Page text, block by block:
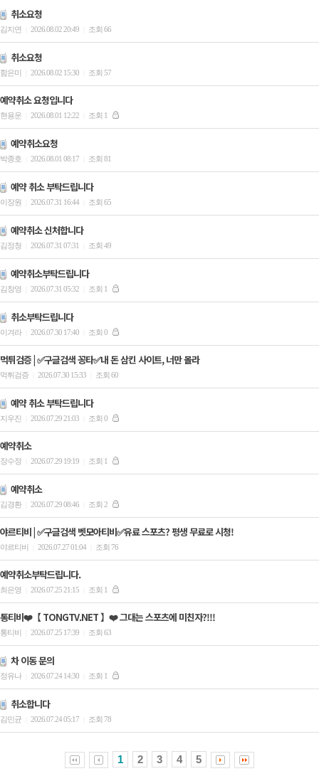
취소요청
김지연 2026.08.02 20:49 조회 66
취소요청
함은미 2026.08.02 15:30 조회 57
예약취소 요청입니다
현용운 2026.08.01 12:22 조회 1
예약취소요청
박종호 2026.08.01 08:17 조회 81
예약 취소 부탁드립니다
이장원 2026.07.31 16:44 조회 65
예약취소 신처합니다
김정청 2026.07.31 07:31 조회 49
예약취소부탁드립니다
김창영 2026.07.31 05:32 조회 1
취소부탁드립니다
이겨라 2026.07.30 17:40 조회 0
먹튀검증 | ✅구글검색 꽁타✅내 돈 삼킨 사이트, 너만 몰라
먹튀검증 2026.07.30 15:33 조회 60
예약 취소 부탁드립니다
지우진 2026.07.29 21:03 조회 0
예약취소
장수정 2026.07.29 19:19 조회 1
예약취소
김경환 2026.07.29 08:46 조회 2
야르티비 | ✅구글검색 벳모아티비✅유료 스포츠? 평생 무료로 시청!
야르티비 2026.07.27 01:04 조회 76
예약취소부탁드립니다.
최은영 2026.07.25 21:15 조회 1
통티비❤️【 TONGTV.NET 】❤️ 그대는 스포츠에 미친자?!!!
통티비 2026.07.25 17:39 조회 63
차 이동 문의
정유나 2026.07.24 14:30 조회 1
취소합니다
김민균 2026.07.24 05:17 조회 78
1 2 3 4 5